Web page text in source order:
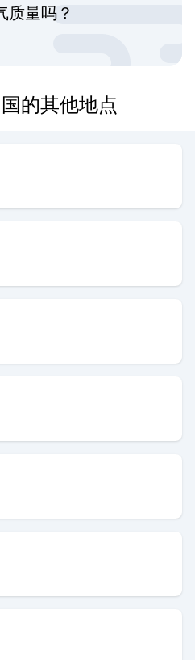
质量吗？
的其他地点